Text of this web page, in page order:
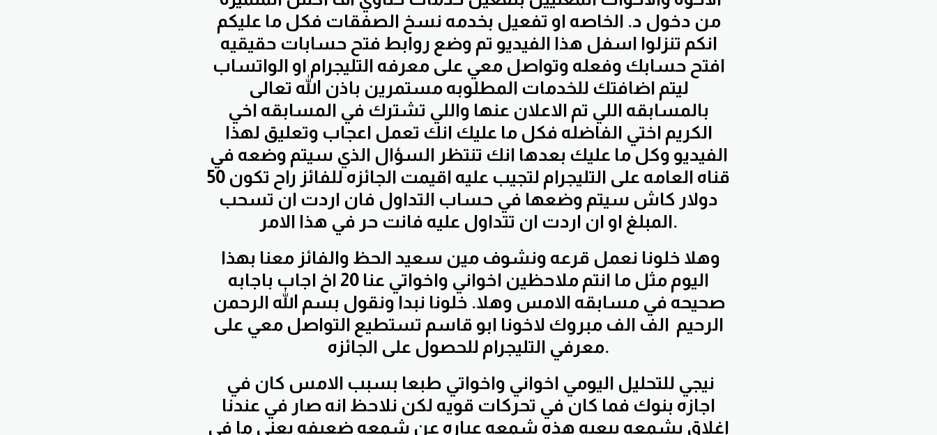
من دخول د. الخاصه او تفعيل بخدمه نسخ الصفقات فكل ما عليكم
انكم تنزلوا اسفل هذا الفيديو تم وضع روابط فتح حسابات حقيقيه
افتح حسابك وفعله وتواصل معي على معرفه التليجرام او الواتساب
ليتم اضافتك للخدمات المطلوبه مستمرين باذن الله تعالى
بالمسابقه اللي تم الاعلان عنها واللي تشترك في المسابقه اخي
الكريم اختي الفاضله فكل ما عليك انك تعمل اعجاب وتعليق لهذا
الفيديو وكل ما عليك بعدها انك تنتظر السؤال الذي سيتم وضعه في
قناه العامه على التليجرام لتجيب عليه اقيمت الجائزه للفائز راح تكون 50
دولار كاش سيتم وضعها في حساب التداول فان اردت ان تسحب
المبلغ او ان اردت ان تتداول عليه فانت حر في هذا الامر.
اليوم مثل ما انتم ملاحظين اخواني واخواتي عنا 20 اخ اجاب باجابه
صحيحه في مسابقه الامس وهلا. خلونا نبدا ونقول بسم الله الرحمن
الرحيم الف الف مبروك لاخونا ابو قاسم تستطيع التواصل معي على
معرفي التليجرام للحصول على الجائزه.
اجازه بنوك فما كان في تحركات قويه لكن نلاحظ انه صار في عندنا
اغلاق بشمعه بيعيه هذه شمعه عباره عن شمعه ضعيفه يعني ما في